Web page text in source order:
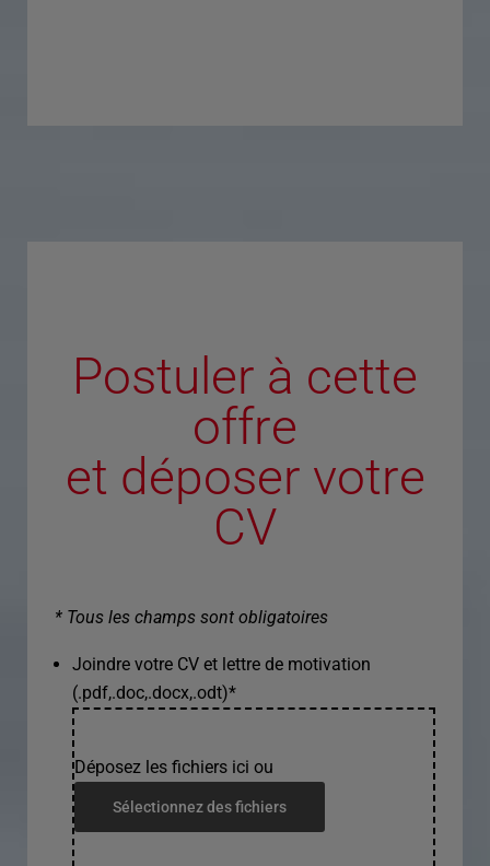
Postuler à cette
offre
et déposer votre
CV
* Tous les champs sont obligatoires
Joindre votre CV et lettre de motivation
(.pdf,.doc,.docx,.odt)*
Déposez les fichiers ici ou
Sélectionnez des fichiers